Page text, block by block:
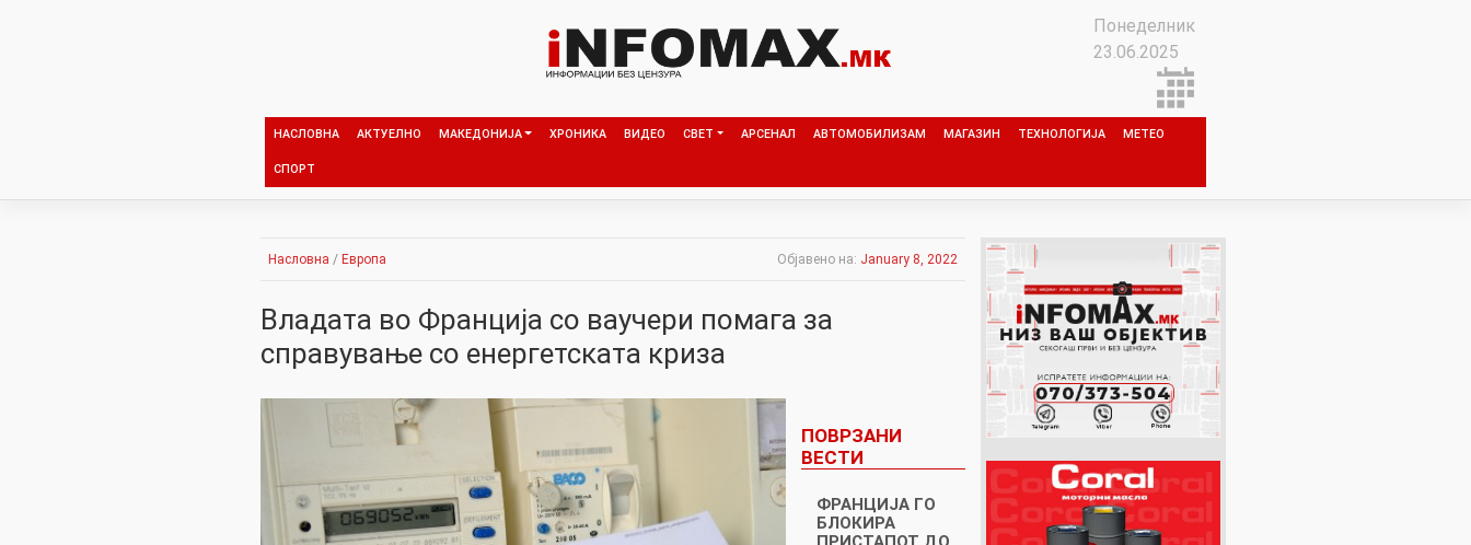
Понеделник
23.06.2025
НАСЛОВНА АКТУЕЛНО МАКЕДОНИЈА ХРОНИКА ВИДЕО СВЕТ АРСЕНАЛ АВТОМОБИЛИЗАМ МАГАЗИН ТЕХНОЛОГИЈА МЕТЕО
СПОРТ
Насловна / Европа Објавено на: January 8, 2022
Владата во Франција со ваучери помага за
справување со енергетската криза
ПОВРЗАНИ
ВЕСТИ
ФРАНЦИЈА ГО
БЛОКИРА